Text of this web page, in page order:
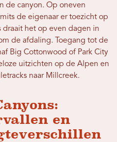
de canyon. Op oneven
de eigenaar er toezicht op
draait het op even dagen in
de afdaling. Toegang tot de
Big Cottonwood of Park City
uitzichten op de Alpen en
naar Millcreek.
en